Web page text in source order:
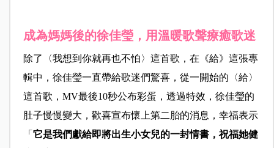
成為媽媽後的徐佳瑩，用溫暖歌聲療癒歌迷
除了〈我想到你就再也不怕〉這首歌，在《給》這張專
輯中，徐佳瑩一直帶給歌迷們驚喜，從一開始的〈給〉
這首歌，MV最後10秒公布彩蛋，透過特效，徐佳瑩的
肚子慢慢變大，歡喜宣布懷上第二胎的消息，幸福表示
「 它是我們獻給即將出生小女兒的一封情書，祝福她健